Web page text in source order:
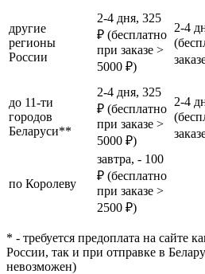
другие
регионы
России
2-4 дня, 325
₽ (бесплатно
при заказе >
5000 ₽)
2-4
до 11-ти
городов
Беларуси**
2-4 дня, 325
₽ (бесплатно
при заказе >
5000 ₽)
2-4
по Королеву
завтра, - 100
₽ (бесплатно
при заказе >
2500 ₽)
* - требуется предоплата на сайте
России, так и при отправке в
невозможен)